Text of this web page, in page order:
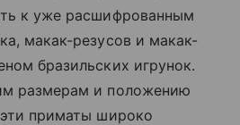
к уже расшифрованным
макак-резусов и макак-
бразильских игрунок.
размерам и положению
приматы широко